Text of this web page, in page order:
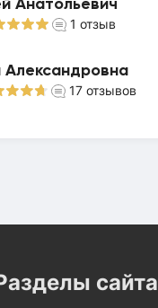
1 отзыв
Александровна
17 отзывов
сайта